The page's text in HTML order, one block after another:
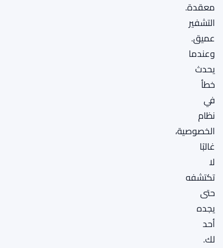
معقدة.
التشفير
عميق.
وعندما
يحدث
خطأ
في
نظام
الخصوصية،
غالبًا
لا
تكتشفه
حتى
يجده
أحد
لك.